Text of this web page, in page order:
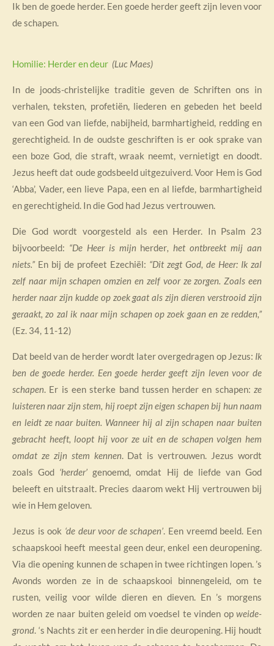
Ik ben de goede herder. Een goede herder geeft zijn leven voor
de schapen.
Homilie: Herder en deur (Luc Maes)
In de joods-christelijke traditie geven de Schriften ons in
verhalen, teksten, profetiën, liederen en gebeden het beeld
van een God van liefde, nabijheid, barmhartigheid, redding en
gerechtigheid. In de oudste geschriften is er ook sprake van
een boze God, die straft, wraak neemt, vernietigt en doodt.
Jezus heeft dat oude godsbeeld uitgezuiverd. Voor Hem is God
‘Abba’, Vader, een lieve Papa, een en al liefde, barmhartigheid
en gerechtigheid. In die God had Jezus vertrouwen.
Die God wordt voorgesteld als een Herder. In Psalm 23
bijvoorbeeld: “De Heer is mijn herder, het ontbreekt mij aan
niets.” En bij de profeet Ezechiël: “Dit zegt God, de Heer: Ik zal
zelf naar mijn schapen omzien en zelf voor ze zorgen. Zoals een
herder naar zijn kudde op zoek gaat als zijn dieren verstrooid zijn
geraakt, zo zal ik naar mijn schapen op zoek gaan en ze redden,”
(Ez. 34, 11-12)
Dat beeld van de herder wordt later overgedragen op Jezus: Ik
ben de goede herder. Een goede herder geeft zijn leven voor de
schapen. Er is een sterke band tussen herder en schapen: ze
luisteren naar zijn stem, hij roept zijn eigen schapen bij hun naam
en leidt ze naar buiten. Wanneer hij al zijn schapen naar buiten
gebracht heeft, loopt hij voor ze uit en de schapen volgen hem
omdat ze zijn stem kennen. Dat is vertrouwen. Jezus wordt
zoals God ‘herder’ genoemd, omdat Hij de liefde van God
beleeft en uitstraalt. Precies daarom wekt Hij vertrouwen bij
wie in Hem geloven.
Jezus is ook ‘de deur voor de schapen’. Een vreemd beeld. Een
schaapskooi heeft meestal geen deur, enkel een deuropening.
Via die opening kunnen de schapen in twee richtingen lopen. ’s
Avonds worden ze in de schaapskooi binnengeleid, om te
rusten, veilig voor wilde dieren en dieven. En ’s morgens
worden ze naar buiten geleid om voedsel te vinden opweide-
grond. ‘s Nachts zit er een herder in die deuropening. Hij houdt